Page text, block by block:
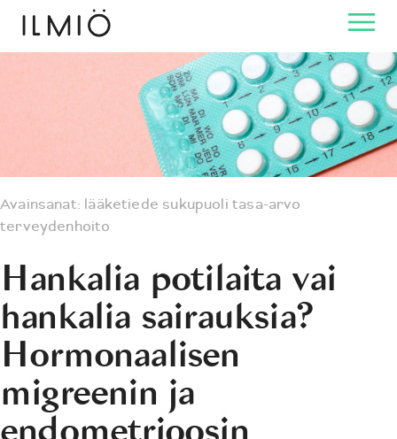
Avainsanat: lääketiede sukupuoli tasa-arvo
terveydenhoito
Hankalia potilaita vai
hankalia sairauksia?
Hormonaalisen
migreenin ja